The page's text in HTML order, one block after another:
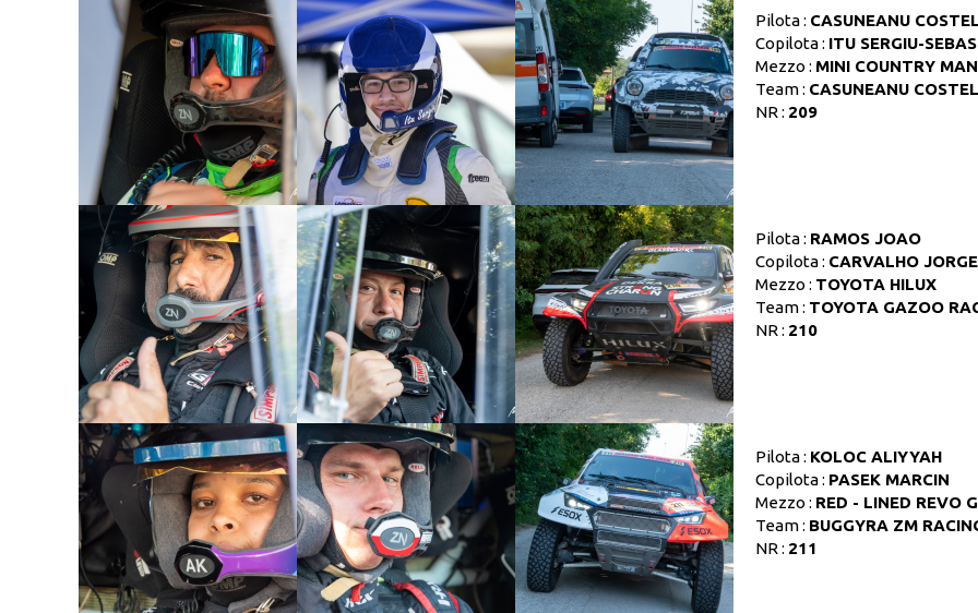
Pilota : CASUNEANU
Copilota : ITU SERGIU-
Mezzo : MINI COUNTRY
Team : CASUNEANU COSTEL
NR : 209
Pilota : RAMOS JOAO
Copilota : CARVALHO JORGE
Mezzo : TOYOTA HILUX
Team : TOYOTA GAZOO
NR : 210
Pilota : KOLOC ALIYYAH
Copilota : PASEK MARCIN
Mezzo : RED - LINED REVO
Team : BUGGYRA ZM
NR : 211